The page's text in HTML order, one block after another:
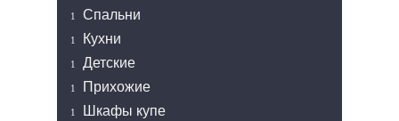
Спальни
Кухни
Детские
Прихожие
Шкафы купе